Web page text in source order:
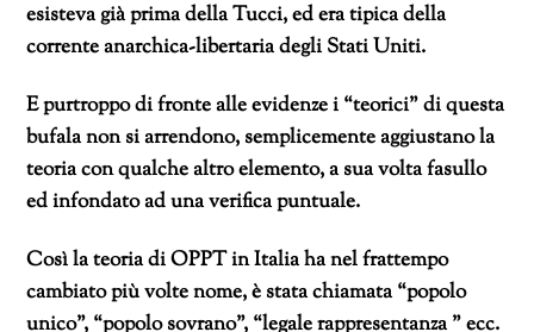
esisteva già prima della Tucci, ed era tipica della
corrente anarchica-libertaria degli Stati Uniti.
E purtroppo di fronte alle evidenze i “teorici” di questa
bufala non si arrendono, semplicemente aggiustano la
teoria con qualche altro elemento, a sua volta fasullo
ed infondato ad una verifica puntuale.
Così la teoria di OPPT in Italia ha nel frattempo
cambiato più volte nome, è stata chiamata “popolo
unico”, “popolo sovrano”, “legale rappresentanza ” ecc.